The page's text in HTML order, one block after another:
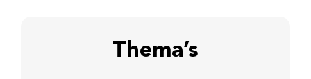
Thema’s